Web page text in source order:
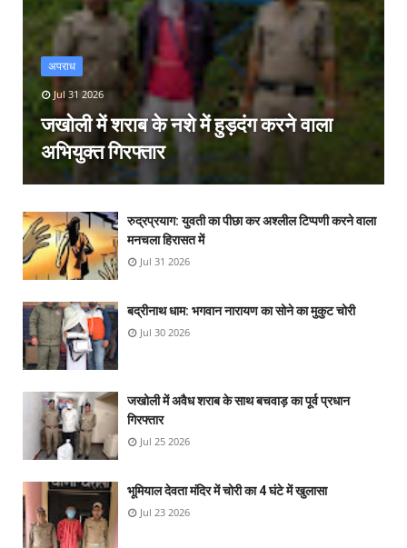
अपराध
Jul 31 2026
जखोली में शराब के नशे में हुड़दंग करने वाला
अभियुक्त गिरफ्तार
रुद्रप्रयाग: युवती का पीछा कर अश्लील टिप्पणी करने वाला
मनचला हिरासत में
Jul 31 2026
बद्रीनाथ धाम: भगवान नारायण का सोने का मुकुट चोरी
Jul 30 2026
जखोली में अवैध शराब के साथ बचवाड़ का पूर्व प्रधान
गिरफ्तार
Jul 25 2026
भूमियाल देवता मंदिर में चोरी का 4 घंटे में खुलासा
Jul 23 2026